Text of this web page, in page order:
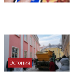
Эстония